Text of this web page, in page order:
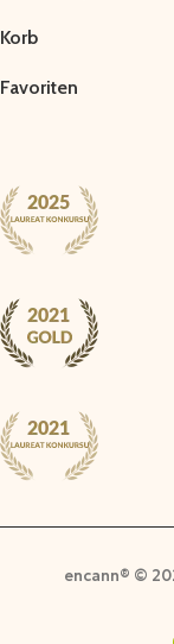
Korb
Favoriten
encann® ©